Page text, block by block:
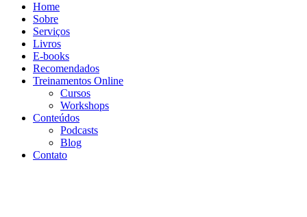
Home
Sobre
Serviços
Livros
E-books
Recomendados
Treinamentos Online
Cursos
Workshops
Conteúdos
Podcasts
Blog
Contato